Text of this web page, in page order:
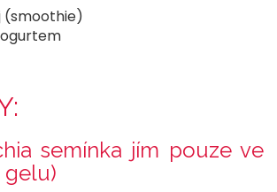
(smoothie)
semínka jím pouze ve
gelu)